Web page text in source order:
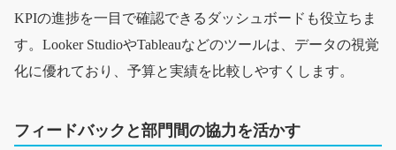
KPIの進捗を一目で確認できるダッシュボードも役立ちま
す。Looker StudioやTableauなどのツールは、データの視覚
化に優れており、予算と実績を比較しやすくします。
フィードバックと部門間の協力を活かす